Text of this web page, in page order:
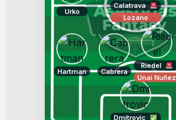
Dmitrovic
Hartman Cabrera
Riedel
Unai Nuñez
Urko
Calatrava
Lozano